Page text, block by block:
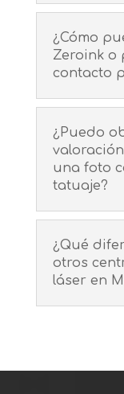
¿Cómo
Zeroink o
contacto
¿Puedo
una foto
tatuaje?
¿Qué
otros
láser en